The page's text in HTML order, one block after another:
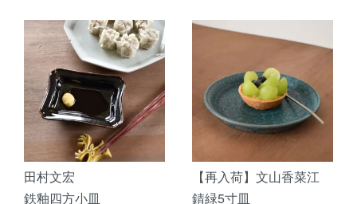
田村文宏
鉄釉四方小皿
【再入荷】文山香菜江
錆緑5寸皿